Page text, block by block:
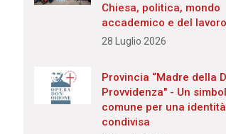
Chiesa, politica, mondo
accademico e del
28 Luglio 2026
Provincia “Madre della
Provvidenza" - Un
comune per una identità
condivisa